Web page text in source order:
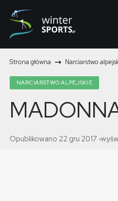
Strona główna Narciarstwo
NARCIARSTWO ALPEJSKIE
Opublikowano 22 gru 2017